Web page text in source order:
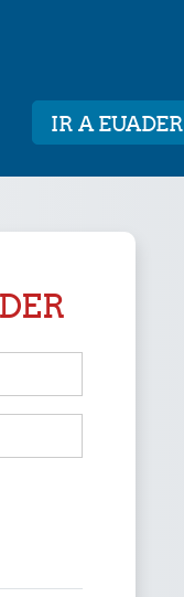
IR A EUADER